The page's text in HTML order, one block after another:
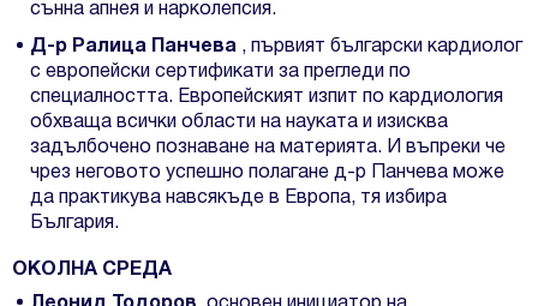
сънна апнея и нарколепсия.
Д-р Ралица Панчева , първият български кардиолог
с европейски сертификати за прегледи по
специалността. Европейският изпит по кардиология
обхваща всички области на науката и изисква
задълбочено познаване на материята. И въпреки че
чрез неговото успешно полагане д-р Панчева може
да практикува навсякъде в Европа, тя избира
България.
ОКОЛНА СРЕДА